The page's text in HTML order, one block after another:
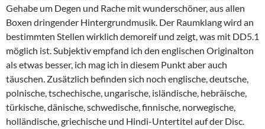
Gehabe um Degen und Rache mit wunderschöner, aus allen
Boxen dringender Hintergrundmusik. Der Raumklang wird an
bestimmten Stellen wirklich demoreif und zeigt, was mit DD5.1
möglich ist. Subjektiv empfand ich den englischen Originalton
als etwas besser, ich mag ich in diesem Punkt aber auch
täuschen. Zusätzlich befinden sich noch englische, deutsche,
polnische, tschechische, ungarische, isländische, hebräische,
türkische, dänische, schwedische, finnische, norwegische,
holländische, griechische und Hindi-Untertitel auf der Disc.